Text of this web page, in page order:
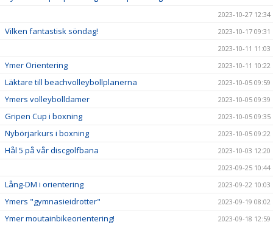
2023-10-27 12:34
Vilken fantastisk söndag!
2023-10-17 09:31
2023-10-11 11:03
Ymer Orientering 2023-10-11 10:22
Läktare till beachvolleybollplanerna 2023-10-05 09:59
Ymers volleybolldamer 2023-10-05 09:39
Gripen Cup i boxning 2023-10-05 09:35
Nybörjarkurs i boxning 2023-10-05 09:22
Hål 5 på vår discgolfbana
2023-10-03 12:20
2023-09-25 10:44
Lång-DM i orientering 2023-09-22 10:03
Ymers "gymnasieidrotter" 2023-09-19 08:02
Ymer moutainbikeorientering!
2023-09-18 12:59